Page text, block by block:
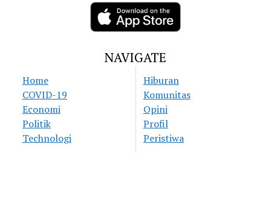
NAVIGATE
Home
COVID-19
Economi
Politik
Technologi
Hiburan
Komunitas
Opini
Profil
Peristiwa